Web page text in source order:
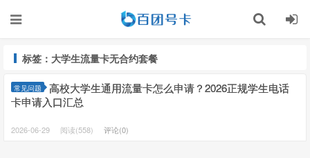
标签：大学生流量卡无合约套餐
常见问题
高校大学生通用流量卡怎么申请？2026正规学生电话
卡申请入口汇总
2026-06-29 阅读(558) 评论(0)